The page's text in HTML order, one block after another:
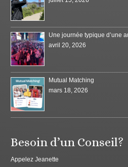
Une journée typique d’une
avril 20, 2026
Mutual Matching
mars 18, 2026
Besoin d’un Conseil?
Appelez Jeanette